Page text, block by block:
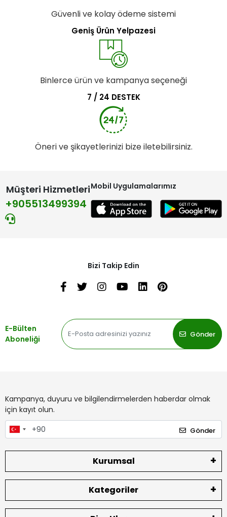
Güvenli ve kolay ödeme sistemi
Geniş Ürün Yelpazesi
Binlerce ürün ve kampanya seçeneği
7 / 24 DESTEK
Öneri ve şikayetlerinizi bize iletebilirsiniz.
Müşteri Hizmetleri
+905513499394
Mobil Uygulamalarımız
Bizi Takip Edin
E-Bülten
Aboneliği
Gönder
Kampanya, duyuru ve bilgilendirmelerden haberdar olmak
için kayıt olun.
Gönder
Kurumsal
Kategoriler